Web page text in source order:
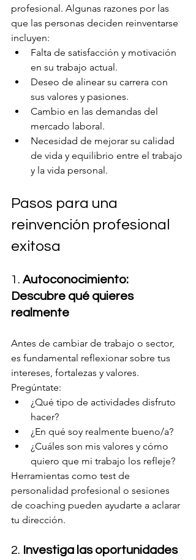
profesional. Algunas razones por las
que las personas deciden reinventarse
incluyen:
Falta de satisfacción y motivación
en su trabajo actual.
Deseo de alinear su carrera con
sus valores y pasiones.
Cambio en las demandas del
mercado laboral.
Necesidad de mejorar su calidad
de vida y equilibrio entre el trabajo
y la vida personal.
Pasos para una
reinvención profesional
exitosa
1. Autoconocimiento:
Descubre qué quieres
realmente
Antes de cambiar de trabajo o sector,
es fundamental reflexionar sobre tus
intereses, fortalezas y valores.
Pregúntate:
¿Qué tipo de actividades disfruto
hacer?
¿En qué soy realmente bueno/a?
¿Cuáles son mis valores y cómo
quiero que mi trabajo los refleje?
Herramientas como test de
personalidad profesional o sesiones
de coaching pueden ayudarte a aclarar
tu dirección.
2. Investiga las oportunidades